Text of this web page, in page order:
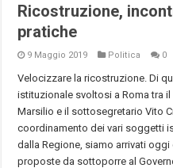
Ricostruzione,
pratiche
9 Maggio 2019 Politica 0
Velocizzare la ricostruzione. Di
istituzionale svoltosi a Roma tra
Marsilio e il sottosegretario Vito
coordinamento dei vari soggetti
dalla Regione, siamo arrivati
proposte da sottoporre al